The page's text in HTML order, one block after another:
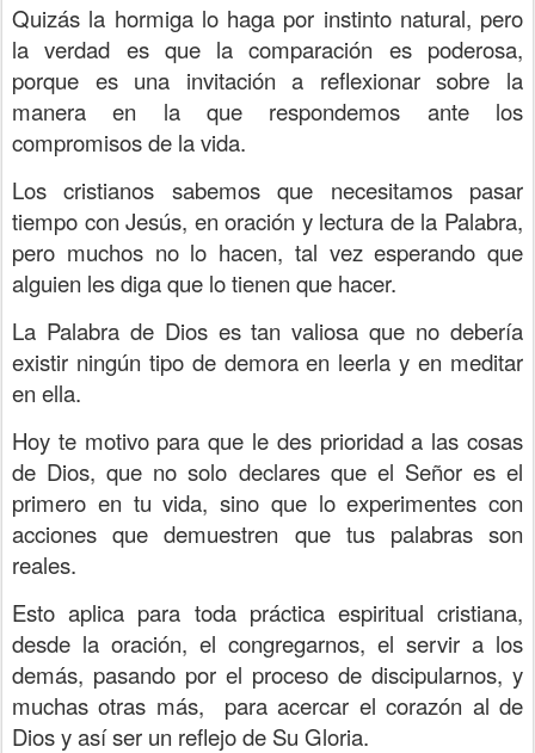
Quizás la hormiga lo haga por instinto natural, pero
la verdad es que la comparación es poderosa,
porque es una invitación a reflexionar sobre la
manera en la que respondemos ante los
compromisos de la vida.
Los cristianos sabemos que necesitamos pasar
tiempo con Jesús, en oración y lectura de la Palabra,
pero muchos no lo hacen, tal vez esperando que
alguien les diga que lo tienen que hacer.
La Palabra de Dios es tan valiosa que no debería
existir ningún tipo de demora en leerla y en meditar
en ella.
Hoy te motivo para que le des prioridad a las cosas
de Dios, que no solo declares que el Señor es el
primero en tu vida, sino que lo experimentes con
acciones que demuestren que tus palabras son
reales.
Esto aplica para toda práctica espiritual cristiana,
desde la oración, el congregarnos, el servir a los
demás, pasando por el proceso de discipularnos, y
muchas otras más,
para acercar el corazón al de
Dios y así ser un reflejo de Su Gloria.